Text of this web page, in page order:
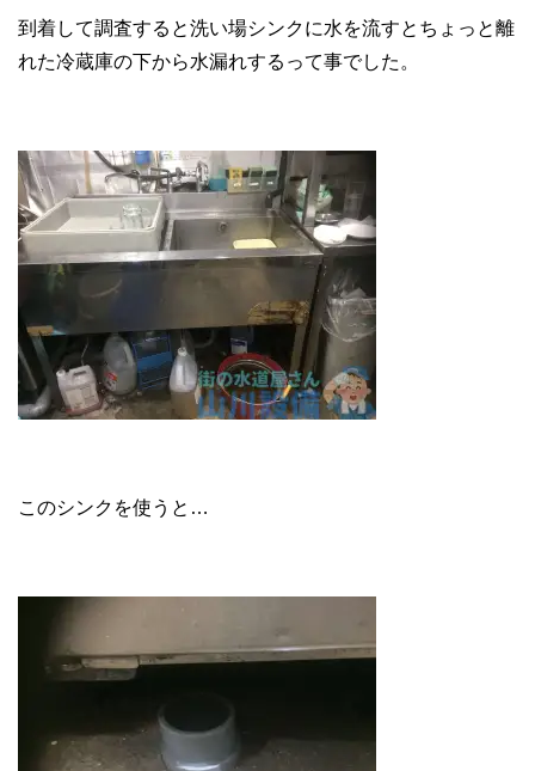
到着して調査すると洗い場シンクに水を流すとちょっと離
れた冷蔵庫の下から水漏れするって事でした。
このシンクを使うと…